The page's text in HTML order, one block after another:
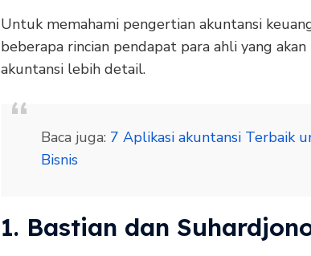
Untuk memahami pengertian akuntansi
beberapa rincian pendapat para ahli yang
akuntansi lebih detail.
Baca juga: 7 Aplikasi akuntansi Terbaik
Bisnis
1. Bastian dan